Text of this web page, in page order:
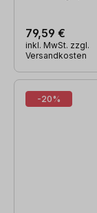
79,59 €
inkl. MwSt. zzgl.
Versandkosten
-20%